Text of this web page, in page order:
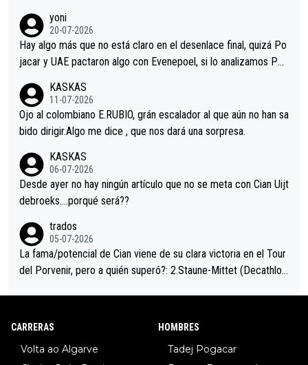
permaneció pegado a su rueda. Parecía increíble la forma en l
a que era capaz de controlar el miedo", recordó."
yoni
20-07-2026
Hay algo más que no está claro en el desenlace final, quizá Po
jacar y UAE pactaron algo con Evenepoel, si lo analizamos Poj
i sin pedalear, luego está el saludo con Evenepoel dándose la
mano de una manera muy fraternal, más allá de los típicos toqu
es en el hombro con que saludaba a Vingegard. Ahí hubo una in
eta, a ver si por querer poner a Del Toro con calzador en posi
ción de podio UAE y Pojacar se van complicar el tour.
KASKAS
11-07-2026
Ojo al colombiano E.RUBIO, grán escalador al que aún no han sa
bido dirigir.Algo me dice , que nos dará una sorpresa.
KASKAS
06-07-2026
Desde ayer no hay ningún artículo que no se meta con Cian Uijt
debroeks….porqué será??
trados
05-07-2026
La fama/potencial de Cian viene de su clara victoria en el Tour
del Porvenir, pero a quién superó?: 2.Staune-Mittet (Decathlon,
8.Lenny Martinez (Bahrein), 9. Van Belle (Visma), 10. Vacek (Li
CARRERAS
Volta ao Algarve
HOMBRES
Tadej Pogacar